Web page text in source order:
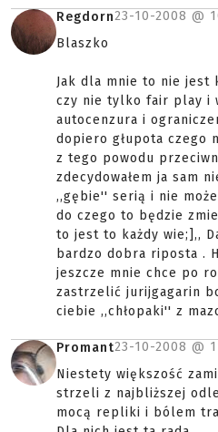
Regdorn23-10-2008 @
Blaszko
Jak dla mnie to nie jest
czy nie tylko fair play i
autocenzura i
dopiero głupota czego
z tego powodu
zdecydowałem ja sam
,,gębie'' serią i nie
do czego to będzie
to jest to każdy wie;],,
bardzo dobra riposta .
jeszcze mnie chce po
zastrzelić jurijgagarin
ciebie ,,chłopaki'' z
Promant23-10-2008 @
Niestety większość
strzeli z najbliższej
mocą repliki i bólem